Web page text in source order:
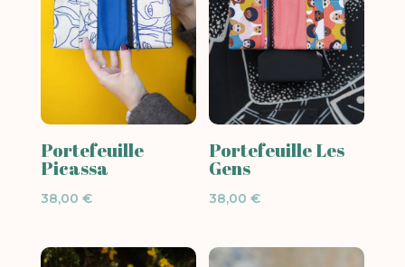
Portefeuille
Picassa
38,00 €
Portefeuille Les
Gens
38,00€